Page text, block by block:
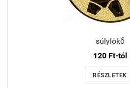
súlylökő
120 Ft-tól
RÉSZLETEK